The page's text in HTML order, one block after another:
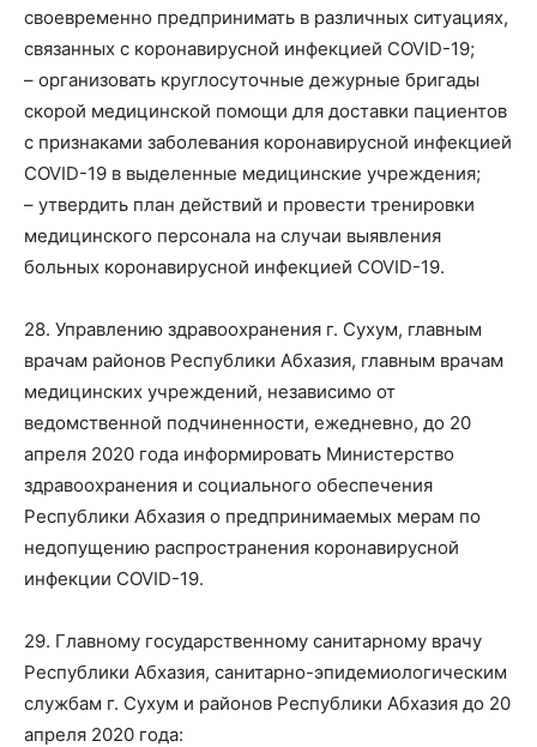
своевременно предпринимать в различных ситуациях,
связанных с коронавирусной инфекцией COVID-19;
– организовать круглосуточные дежурные бригады
скорой медицинской помощи для доставки пациентов
с признаками заболевания коронавирусной инфекцией
COVID-19 в выделенные медицинские учреждения;
– утвердить план действий и провести тренировки
медицинского персонала на случаи выявления
больных коронавирусной инфекцией COVID-19.
28. Управлению здравоохранения г. Сухум, главным
врачам районов Республики Абхазия, главным врачам
медицинских учреждений, независимо от
ведомственной подчиненности, ежедневно, до 20
апреля 2020 года информировать Министерство
здравоохранения и социального обеспечения
Республики Абхазия о предпринимаемых мерам по
недопущению распространения коронавирусной
инфекции COVID-19.
29. Главному государственному санитарному врачу
Республики Абхазия, санитарно-эпидемиологическим
службам г. Сухум и районов Республики Абхазия до 20
апреля 2020 года: